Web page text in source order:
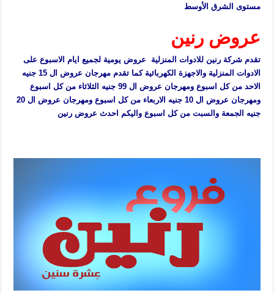
مستوى الشرق الأوسط
عروض رنين
تقدم شركة رنين للادوات المنزلية عروض يومية لجميع ايام الاسبوع على
الادوات المنزلية والاجهزة الكهربائية كما تقدم مهرجان عروض ال 15 جنيه
الاحد من كل اسبوع ومهرجان عروض ال 99 جنيه الثلاثاء من كل اسبوع
ومهرجان عروض ال 10 جنيه الاربعاء من كل اسبوع ومهرجان عروض ال 20
جنيه الجمعة والسبت من كل اسبوع واليكم احدث عروض رنين